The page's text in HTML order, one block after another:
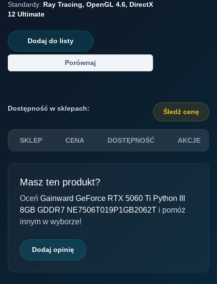
Standardy: Ray Tracing, OpenGL 4.6, DirectX
12 Ultimate
Dodaj do listy
Porównaj
Dostępność w sklepach: Śledź cenę
SKLEP CENA DOSTĘPNOŚĆ AKCJE
Masz ten produkt?
Oceń Gainward GeForce RTX 5060 Ti Python III
8GB GDDR7 NE7506T019P1GB2062T i pomóż
innym w wyborze!
Dodaj opinię